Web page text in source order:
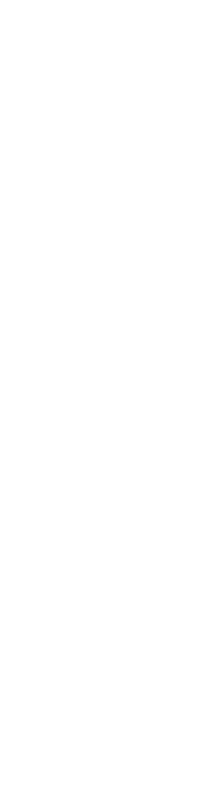
ela contribui